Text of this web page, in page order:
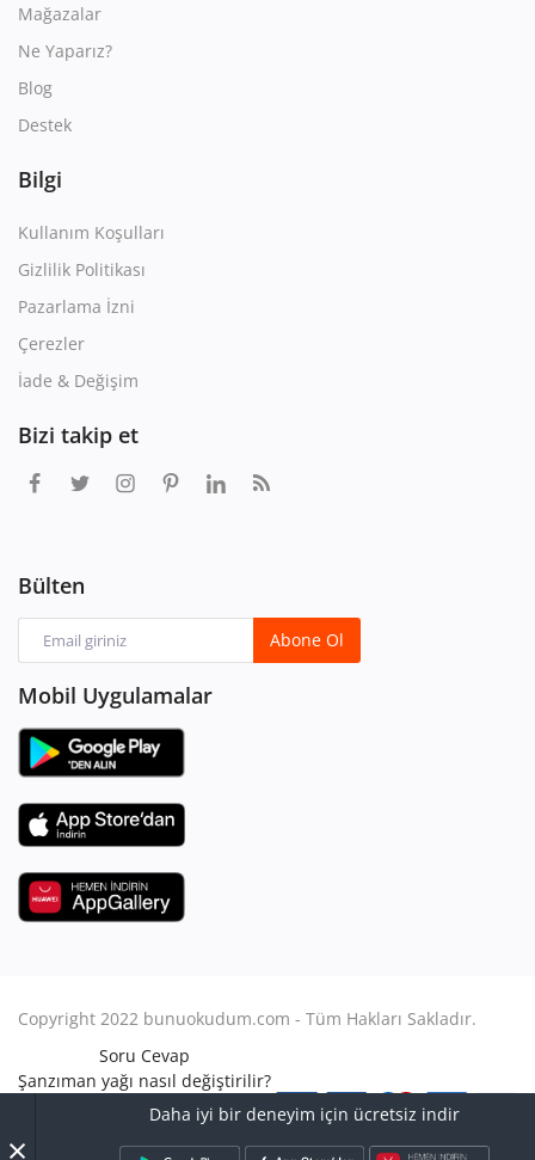
Daha iyi bir deneyim için ücretsiz indir
Mağazalar
Ne Yaparız?
Blog
Destek
Bilgi
Kullanım Koşulları
Gizlilik Politikası
Pazarlama İzni
Çerezler
İade & Değişim
Bizi takip et
Bülten
Abone Ol
Mobil Uygulamalar
Copyright 2022 bunuokudum.com - Tüm Hakları Sakladır.
Soru Cevap
Şanzıman yağı nasıl değiştirilir?
Aile Hukuku
Avukat Nasıl Olunur?
Turbo arızası nasıl anlaşılır?